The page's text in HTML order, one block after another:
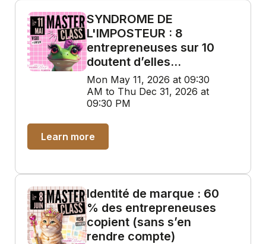
SYNDROME DE
L'IMPOSTEUR : 8
entrepreneuses sur 10
doutent d’elles…
Mon May 11, 2026 at 09:30
AM to Thu Dec 31, 2026 at
09:30 PM
Learn more
Identité de marque : 60
% des entrepreneuses
copient (sans s’en
rendre compte)